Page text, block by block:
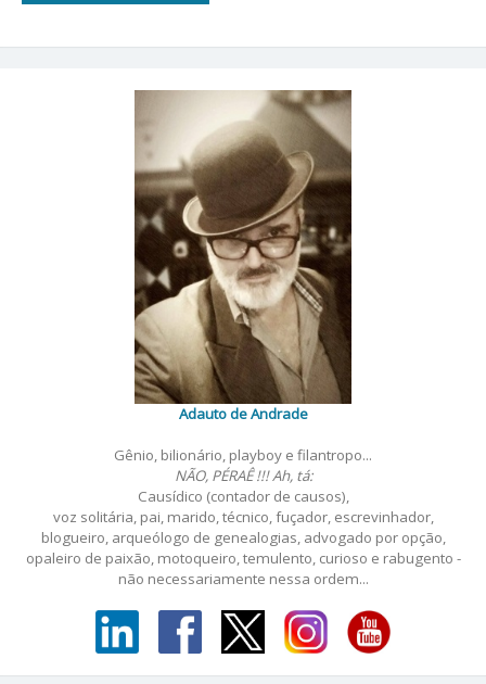
Adauto de Andrade
Gênio, bilionário, playboy e filantropo...
NÃO, PÉRAÊ !!! Ah, tá:
Causídico (contador de causos),
voz solitária, pai, marido, técnico, fuçador, escrevinhador,
blogueiro, arqueólogo de genealogias, advogado por opção,
opaleiro de paixão, motoqueiro, temulento, curioso e rabugento -
não necessariamente nessa ordem...